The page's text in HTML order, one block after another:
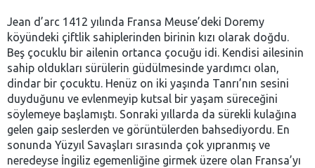
Jean d’arc 1412 yılında Fransa Meuse’deki Doremy
köyündeki çiftlik sahiplerinden birinin kızı olarak doğdu.
Beş çocuklu bir ailenin ortanca çocuğu idi. Kendisi ailesinin
sahip oldukları sürülerin güdülmesinde yardımcı olan,
dindar bir çocuktu. Henüz on iki yaşında Tanrı’nın sesini
duyduğunu ve evlenmeyip kutsal bir yaşam süreceğini
söylemeye başlamıştı. Sonraki yıllarda da sürekli kulağına
gelen gaip seslerden ve görüntülerden bahsediyordu. En
sonunda Yüzyıl Savaşları sırasında çok yıpranmış ve
neredeyse İngiliz egemenliğine girmek üzere olan Fransa’yı